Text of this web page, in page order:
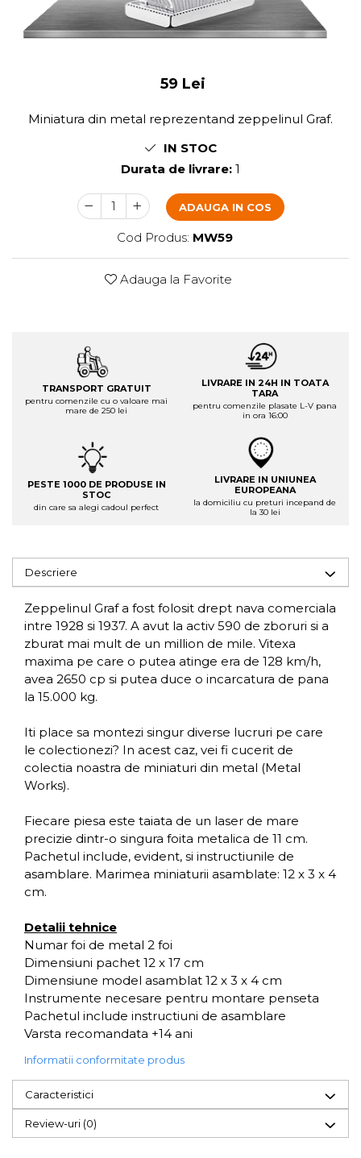
59 Lei
Miniatura din metal reprezentand zeppelinul Graf.
IN STOC
Durata de livrare: 1
ADAUGA IN COS
Cod Produs: MW59
Adauga la Favorite
TRANSPORT GRATUIT
pentru comenzile cu o valoare mai
mare de 250 lei
LIVRARE IN 24H IN TOATA
TARA
pentru comenzile plasate L-V pana
in ora 16:00
PESTE 1000 DE PRODUSE IN
STOC
din care sa alegi cadoul perfect
LIVRARE IN UNIUNEA
EUROPEANA
la domiciliu cu preturi incepand de
la 30 lei
Descriere
Zeppelinul Graf a fost folosit drept nava comerciala
intre 1928 si 1937. A avut la activ 590 de zboruri si a
zburat mai mult de un million de mile. Vitexa
maxima pe care o putea atinge era de 128 km/h,
avea 2650 cp si putea duce o incarcatura de pana
la 15.000 kg.
Iti place sa montezi singur diverse lucruri pe care
le colectionezi? In acest caz, vei fi cucerit de
colectia noastra de miniaturi din metal (Metal
Works).
Fiecare piesa este taiata de un laser de mare
precizie dintr-o singura foita metalica de 11 cm.
Pachetul include, evident, si instructiunile de
asamblare. Marimea miniaturii asamblate: 12 x 3 x 4
cm.
Detalii tehnice
Numar foi de metal 2 foi
Dimensiuni pachet 12 x 17 cm
Dimensiune model asamblat 12 x 3 x 4 cm
Instrumente necesare pentru montare penseta
Pachetul include instructiuni de asamblare
Varsta recomandata +14 ani
Informatii conformitate produs
Caracteristici
Review-uri (0)